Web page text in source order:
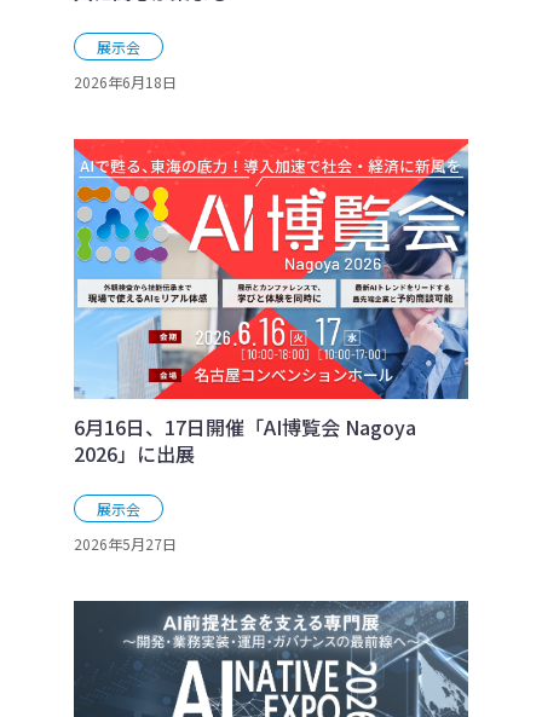
展示会
2026年6月18日
6月16日、17日開催「AI博覧会 Nagoya
2026」に出展
展示会
2026年5月27日